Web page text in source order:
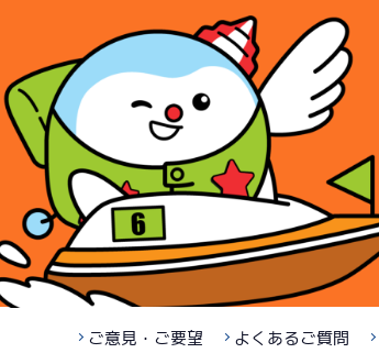
ご意見・ご要望 よくあるご質問